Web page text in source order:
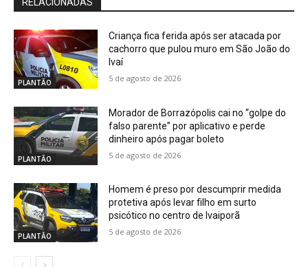
PLANTÃO
Criança fica ferida após ser atacada por
cachorro que pulou muro em São João do
Ivaí
5 de agosto de 2026
PLANTÃO
Morador de Borrazópolis cai no “golpe do
falso parente” por aplicativo e perde
dinheiro após pagar boleto
5 de agosto de 2026
PLANTÃO
Homem é preso por descumprir medida
protetiva após levar filho em surto
psicótico no centro de Ivaiporã
5 de agosto de 2026